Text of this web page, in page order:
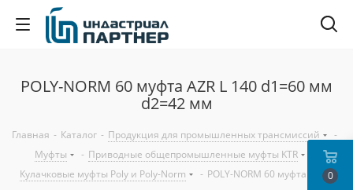
POLY-NORM 60 муфта AZR L 140 d1=60 мм
d2=42 мм
Главная - Каталог - Продукция для промышленных трансмиссий
-
Муфты
- Приводные общепромышленные муфты KTR
Кулачковые муфты Poly и Poly-Norm
- POLY-NORM 60 муфта AZR L
0